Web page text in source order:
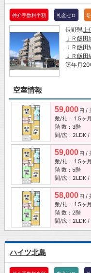
仲介手数料半額 礼金ゼロ
長野県
ＪＲ飯田
ＪＲ飯田
ＪＲ飯田
築年月
空室情報
59,000 円 /
敷/礼： 1.5ヶ月
階 数：3階
間/広：2LDK /
59,000 円 /
敷/礼： 1.5ヶ月
階 数：5階
間/広：2LDK /
58,000 円 /
敷/礼： 1.5ヶ月
階 数：2階
間/広：2LDK /
ハイツ北島